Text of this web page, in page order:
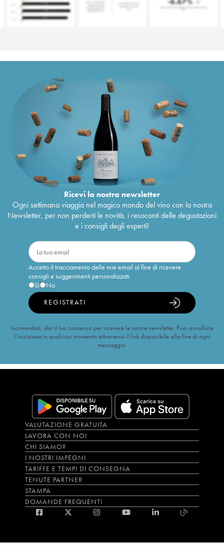
Ricevi la nostra newsletter
Ogni settimana viaggia nel magico mondo del vino con la nostra
Newsletter, per non perderti le novità, i resoconti delle degustazioni
e i consigli degli esperti!
Accetto il tracciamento delle mie email al fine di ricevere
consigli e suggerimenti personalizzati
Sì
No
REGISTRATI
Iscrivendoti, dai il tuo consenso per ricevere le nostre newsletter. Puoi annullare
l’iscrizione in qualsiasi momento attraverso il link disponibile alla fine di ogni
messaggio.
VALUTAZIONE GRATUITA
LAVORA CON NOI
CHI SIAMO?
I NOSTRI IMPEGNI
TARIFFE E TEMPI DI CONSEGNA
TENUTE PARTNER
STAMPA
DOMANDE FREQUENTI